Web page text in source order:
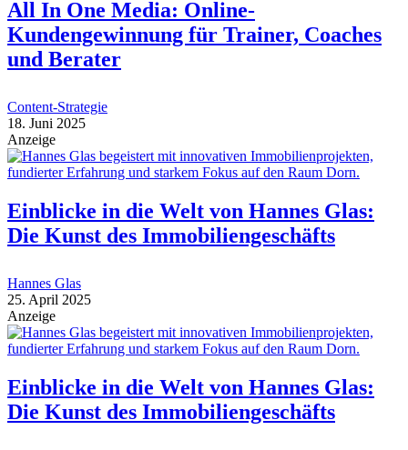
All In One Media: Online-
Kundengewinnung für Trainer, Coaches
und Berater
Content-Strategie
18. Juni 2025
Anzeige
Einblicke in die Welt von Hannes Glas:
Die Kunst des Immobiliengeschäfts
Hannes Glas
25. April 2025
Anzeige
Einblicke in die Welt von Hannes Glas:
Die Kunst des Immobiliengeschäfts